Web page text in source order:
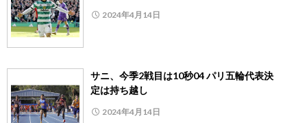
2024年4月14日
サニ、今季2戦目は10秒04 パリ五輪代表決
定は持ち越し
2024年4月14日